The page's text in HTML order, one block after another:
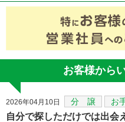
お客様から
2026年04月10日 分 譲 お
自分で探しただけでは出会